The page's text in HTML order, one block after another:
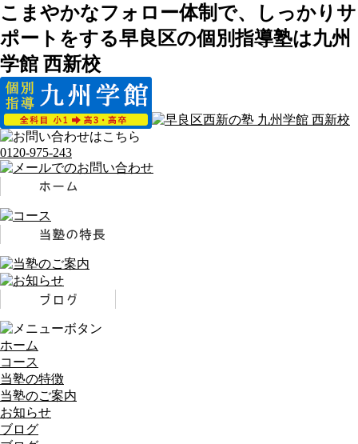
こまやかなフォロー体制で、しっかりサ
ポートをする早良区の個別指導塾は九州
学館 西新校
0120-975-243
ホーム
コース
当塾の特徴
当塾のご案内
お知らせ
ブログ